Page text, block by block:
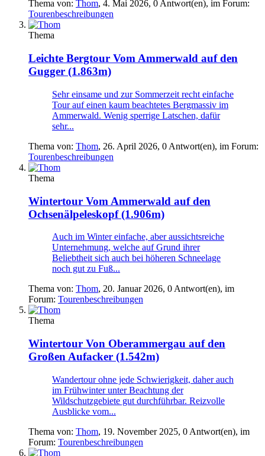
Thema von: Thom, 4. Mai 2026, 0 Antwort(en), im Forum:
Tourenbeschreibungen
Thema
Leichte Bergtour Vom Ammerwald auf den
Gugger (1.863m)
Sehr einsame und zur Sommerzeit recht einfache
Tour auf einen kaum beachtetes Bergmassiv im
Ammerwald. Wenig sperrige Latschen, dafür
sehr...
Thema von: Thom, 26. April 2026, 0 Antwort(en), im Forum:
Tourenbeschreibungen
Thema
Wintertour Vom Ammerwald auf den
Ochsenälpeleskopf (1.906m)
Auch im Winter einfache, aber aussichtsreiche
Unternehmung, welche auf Grund ihrer
Beliebtheit sich auch bei höheren Schneelage
noch gut zu Fuß...
Thema von: Thom, 20. Januar 2026, 0 Antwort(en), im
Forum: Tourenbeschreibungen
Thema
Wintertour Von Oberammergau auf den
Großen Aufacker (1.542m)
Wandertour ohne jede Schwierigkeit, daher auch
im Frühwinter unter Beachtung der
Wildschutzgebiete gut durchführbar. Reizvolle
Ausblicke vom...
Thema von: Thom, 19. November 2025, 0 Antwort(en), im
Forum: Tourenbeschreibungen